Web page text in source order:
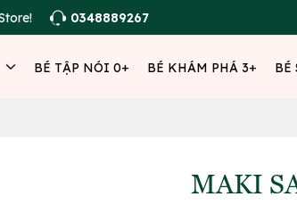
0348889267
BÉ TẬP NÓI 0+ BÉ KHÁM PHÁ 3+ BÉ
MAKI